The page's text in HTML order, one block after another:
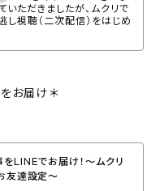
ただきましたが、ムクリで
視聴（二次配信）をはじめ
お届け＊
LINEでお届け！〜ムクリ
友達設定〜